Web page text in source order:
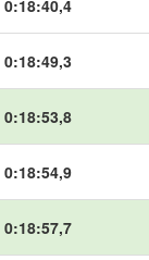
0:18:40,4
0:18:49,3
0:18:53,8
0:18:54,9
0:18:57,7